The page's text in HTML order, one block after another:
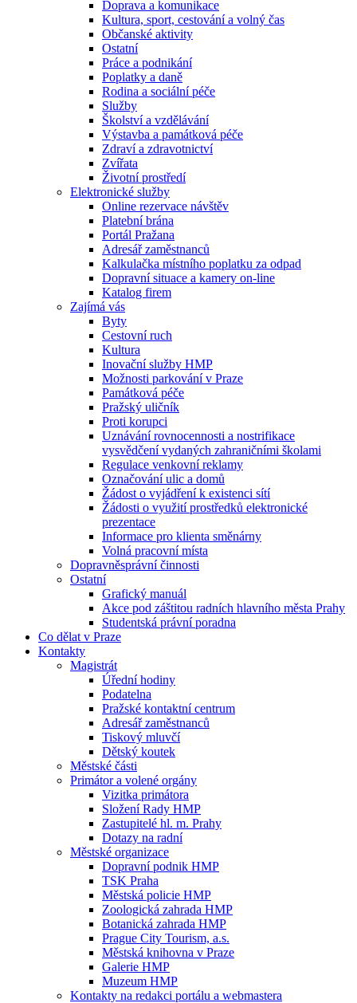
Doprava a komunikace
Kultura, sport, cestování a volný čas
Občanské aktivity
Ostatní
Práce a podnikání
Poplatky a daně
Rodina a sociální péče
Služby
Školství a vzdělávání
Výstavba a památková péče
Zdraví a zdravotnictví
Zvířata
Životní prostředí
Elektronické služby
Online rezervace návštěv
Platební brána
Portál Pražana
Adresář zaměstnanců
Kalkulačka místního poplatku za odpad
Dopravní situace a kamery on-line
Katalog firem
Zajímá vás
Byty
Cestovní ruch
Kultura
Inovační služby HMP
Možnosti parkování v Praze
Památková péče
Pražský uličník
Proti korupci
Uznávání rovnocennosti a nostrifikace
vysvědčení vydaných zahraničními školami
Regulace venkovní reklamy
Označování ulic a domů
Žádost o vyjádření k existenci sítí
Žádosti o využití prostředků elektronické
prezentace
Informace pro klienta směnárny
Volná pracovní místa
Dopravněsprávní činnosti
Ostatní
Grafický manuál
Akce pod záštitou radních hlavního města Prahy
Studentská právní poradna
Co dělat v Praze
Kontakty
Magistrát
Úřední hodiny
Podatelna
Pražské kontaktní centrum
Adresář zaměstnanců
Tiskový mluvčí
Dětský koutek
Městské části
Primátor a volené orgány
Vizitka primátora
Složení Rady HMP
Zastupitelé hl. m. Prahy
Dotazy na radní
Městské organizace
Dopravní podnik HMP
TSK Praha
Městská policie HMP
Zoologická zahrada HMP
Botanická zahrada HMP
Prague City Tourism, a.s.
Městská knihovna v Praze
Galerie HMP
Muzeum HMP
Kontakty na redakci portálu a webmastera